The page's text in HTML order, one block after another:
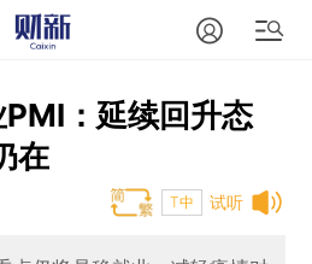
：延续回升态
在
试听
T中